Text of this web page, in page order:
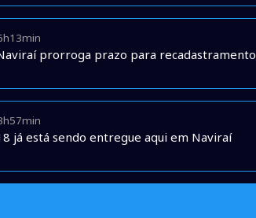
prorroga prazo para
já está sendo entregue aqui em Naviraí